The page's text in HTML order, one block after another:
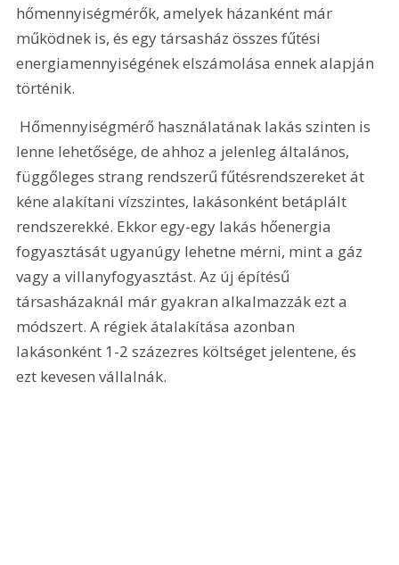
hőmennyiségmérők, amelyek házanként már
működnek is, és egy társasház összes fűtési
energiamennyiségének elszámolása ennek alapján
történik.
lenne lehetősége, de ahhoz a jelenleg általános,
függőleges strang rendszerű fűtésrendszereket át
kéne alakítani vízszintes, lakásonként betáplált
rendszerekké. Ekkor egy-egy lakás hőenergia
fogyasztását ugyanúgy lehetne mérni, mint a gáz
vagy a villanyfogyasztást. Az új építésű
társasházaknál már gyakran alkalmazzák ezt a
módszert. A régiek átalakítása azonban
lakásonként 1-2 százezres költséget jelentene, és
ezt kevesen vállalnák.